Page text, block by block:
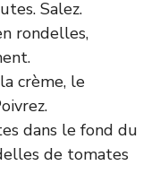
Salez.
rondelles,
crème, le
dans le fond du
de tomates